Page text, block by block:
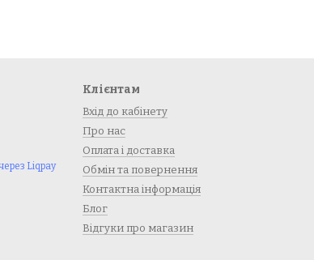
Клієнтам
Вхід до кабінету
Про нас
Оплата і доставка
Обмін та повернення
Контактна інформація
Блог
Відгуки про магазин